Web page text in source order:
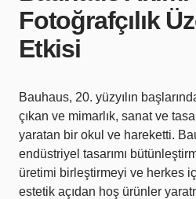
Fotoğrafçılık
Etkisi
Bauhaus, 20. yüzyılın
çıkan ve mimarlık, sanat ve
yaratan bir okul ve hareketti.
endüstriyel tasarımı
üretimi birleştirmeyi ve herkes
estetik açıdan hoş ürünler